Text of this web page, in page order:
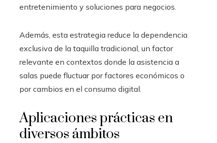
entretenimiento y soluciones para negocios.
Además, esta estrategia reduce la dependencia
exclusiva de la taquilla tradicional, un factor
relevante en contextos donde la asistencia a
salas puede fluctuar por factores económicos o
por cambios en el consumo digital.
Aplicaciones prácticas en
diversos ámbitos